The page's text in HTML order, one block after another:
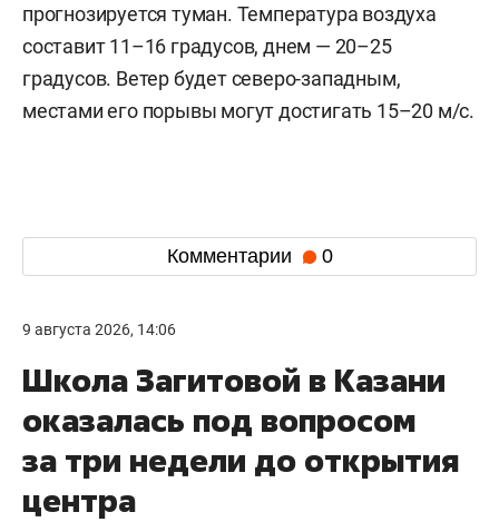
прогнозируется туман. Температура воздуха
составит 11–16 градусов, днем — 20–25
градусов. Ветер будет северо-западным,
местами его порывы могут достигать 15–20 м/с.
Комментарии 0
9 августа 2026, 14:06
Школа Загитовой в Казани
оказалась под вопросом
за три недели до открытия
центра